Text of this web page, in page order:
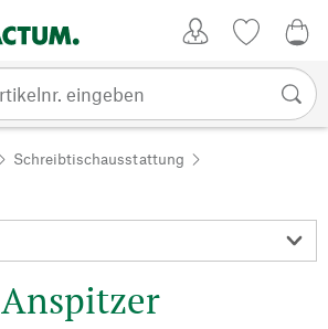
Schreibtischausstattung
Anspitzer